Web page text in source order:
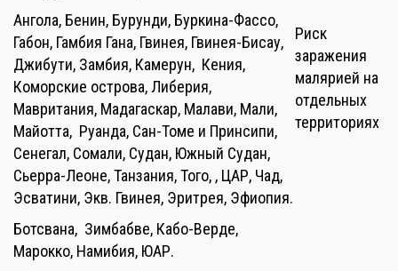
Ангола, Бенин, Бурунди, Буркина-Фассо,
Габон, Гамбия Гана, Гвинея, Гвинея-Бисау,
Джибути, Замбия, Камерун, Кения,
Коморские острова, Либерия,
Мавритания, Мадагаскар, Малави, Мали,
Майотта, Руанда, Сан-Томе и Принсипи,
Сенегал, Сомали, Судан, Южный Судан,
Сьерра-Леоне, Танзания, Того, , ЦАР, Чад,
Эсватини, Экв. Гвинея, Эритрея, Эфиопия.
Ботсвана, Зимбабве, Кабо-Верде,
Марокко, Намибия, ЮАР.
Риск
заражения
малярией на
отдельных
территориях